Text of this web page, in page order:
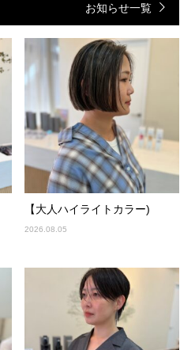
お知らせ一覧
【大人ハイライトカラー)
2026.08.05